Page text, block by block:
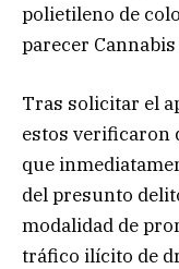
polietileno de
parecer
Tras solicitar el
estos verificaron
que
del presunto
modalidad de
tráfico ilícito de